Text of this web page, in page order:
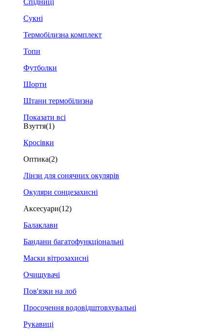
Спідниці
Сукні
Термобілизна комплект
Топи
Футболки
Шорти
Штани термобілизна
Показати всі
Взуття(1)
Кросівки
Оптика(2)
Лінзи для сонячних окулярів
Окуляри сонцезахисні
Аксесуари(12)
Балаклави
Бандани багатофункціональні
Маски вітрозахисні
Очищувачі
Пов'язки на лоб
Просочення водовідштовхувальні
Рукавиці